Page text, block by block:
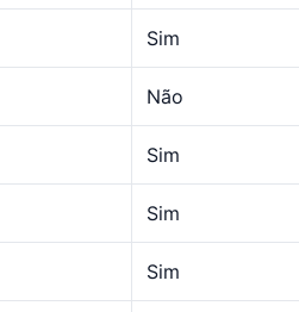
Sim
Não
Sim
Sim
Sim